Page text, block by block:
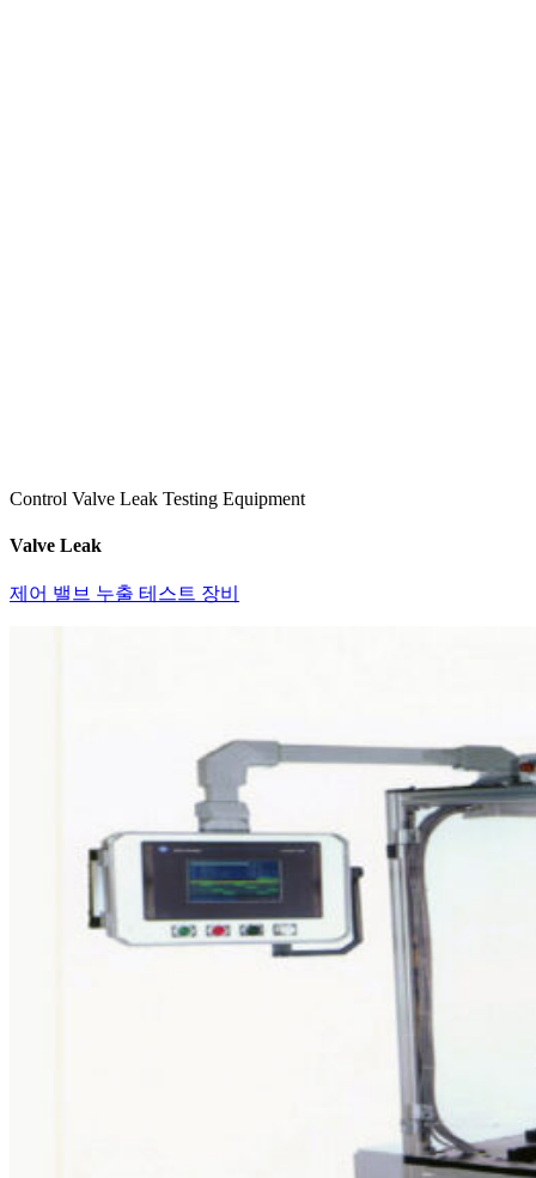
Control Valve Leak Testing Equipment
Valve Leak
제어 밸브 누출 테스트 장비